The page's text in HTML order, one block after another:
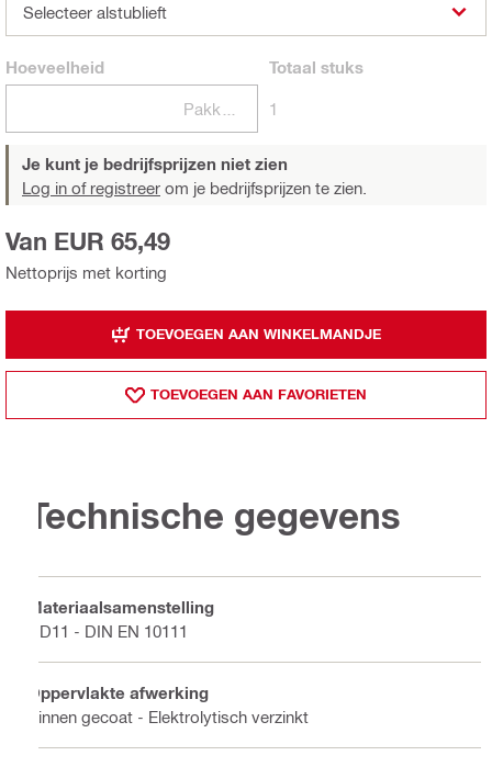
Selecteer alstublieft
Hoeveelheid Totaal stuks
1
Je kunt je bedrijfsprijzen niet zien
Log in of registreer om je bedrijfsprijzen te zien.
Nettoprijs met korting
Van EUR 65,49
TOEVOEGEN AAN WINKELMANDJE
TOEVOEGEN AAN FAVORIETEN
Technische gegevens
Materiaalsamenstelling
DD11 - DIN EN 10111
Oppervlakte afwerking
Binnen gecoat - Elektrolytisch verzinkt